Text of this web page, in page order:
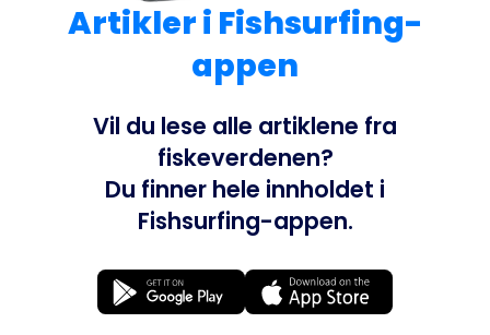
Artikler i Fishsurfing-
appen
Vil du lese alle artiklene fra
fiskeverdenen?
Du finner hele innholdet i
Fishsurfing-appen.